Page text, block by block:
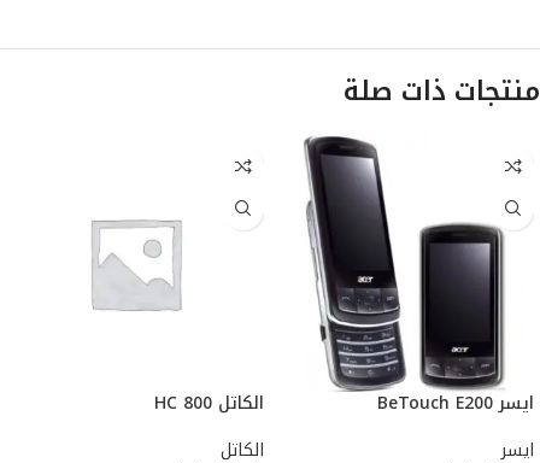
منتجات ذات صلة
ايسر BeTouch E200
ايسر
الكاتل HC 800
الكاتل